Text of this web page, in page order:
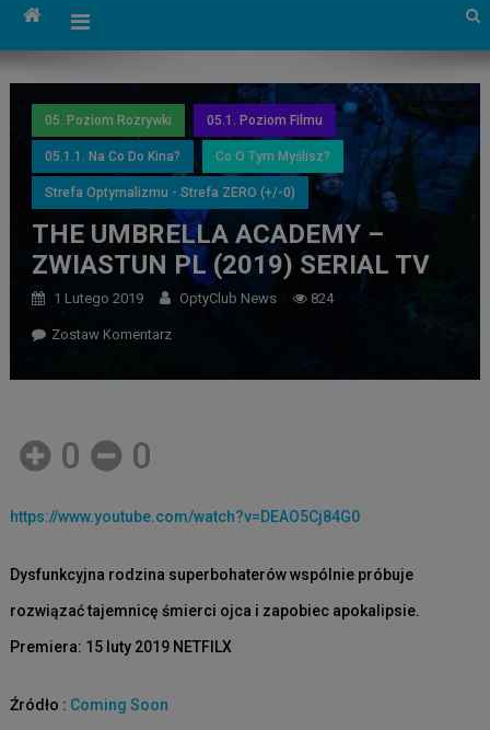
05. Poziom Rozrywki 05.1. Poziom Filmu
05.1.1. Na Co Do Kina? Co O Tym Myślisz?
Strefa Optymalizmu - Strefa ZERO (+/-0)
THE UMBRELLA ACADEMY –
ZWIASTUN PL (2019) SERIAL TV
1 Lutego 2019 OptyClub News 824
Zostaw Komentarz
0 0
https://www.youtube.com/watch?v=DEAO5Cj84G0
Dysfunkcyjna rodzina superbohaterów wspólnie próbuje
rozwiązać tajemnicę śmierci ojca i zapobiec apokalipsie.
Premiera: 15 luty 2019 NETFILX
Źródło : Coming Soon